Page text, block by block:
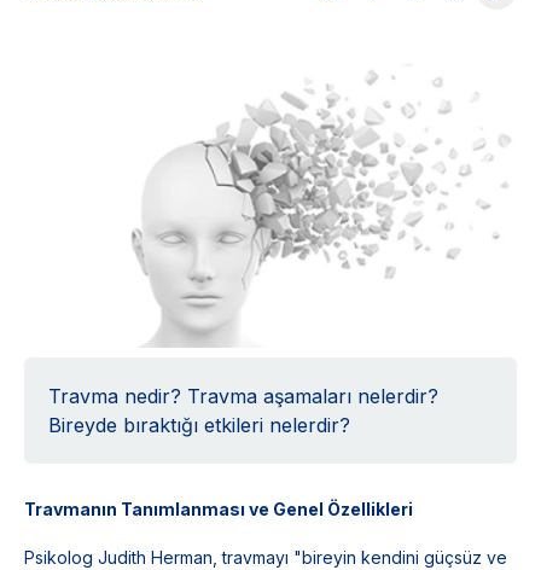
Travma nedir? Travma aşamaları nelerdir?
Bireyde bıraktığı etkileri nelerdir?
Travmanın Tanımlanması ve Genel Özellikleri
Psikolog Judith Herman, travmayı "bireyin kendini güçsüz ve